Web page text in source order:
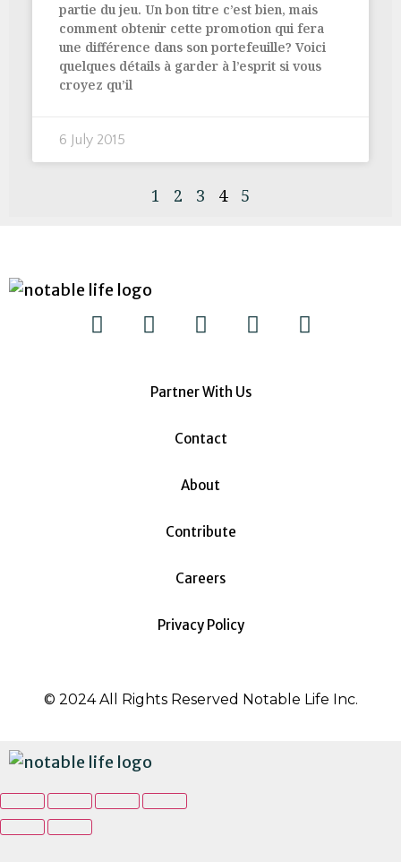
partie du jeu. Un bon titre c’est bien, mais
comment obtenir cette promotion qui fera
une différence dans son portefeuille? Voici
quelques détails à garder à l’esprit si vous
croyez qu’il
6 July 2015
1 2 3 4 5
Partner With Us
Contact
About
Contribute
Careers
Privacy Policy
© 2024 All Rights Reserved Notable Life Inc.